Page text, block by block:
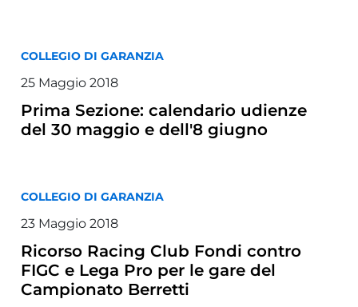
COLLEGIO DI GARANZIA
25 Maggio 2018
Prima Sezione: calendario udienze
del 30 maggio e dell'8 giugno
COLLEGIO DI GARANZIA
23 Maggio 2018
Ricorso Racing Club Fondi contro
FIGC e Lega Pro per le gare del
Campionato Berretti